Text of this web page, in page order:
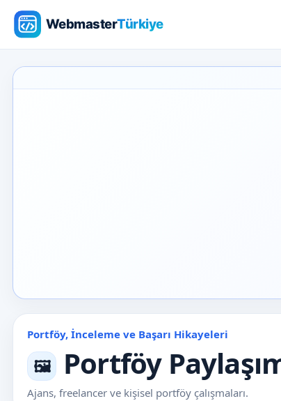
Portföy, İnceleme ve Başarı Hikayeleri
🖼️ Portföy
Ajans, freelancer ve kişisel portföy çalışmaları.